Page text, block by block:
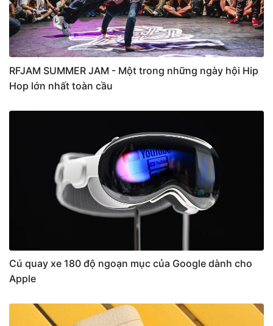
RFJAM SUMMER JAM - Một trong những ngày hội Hip
Hop lớn nhất toàn cầu
Cú quay xe 180 độ ngoạn mục của Google dành cho
Apple